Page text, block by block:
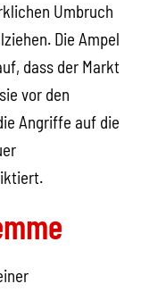
Umbruch
Die Ampel
dass der Markt
vor den
Angriffe auf die